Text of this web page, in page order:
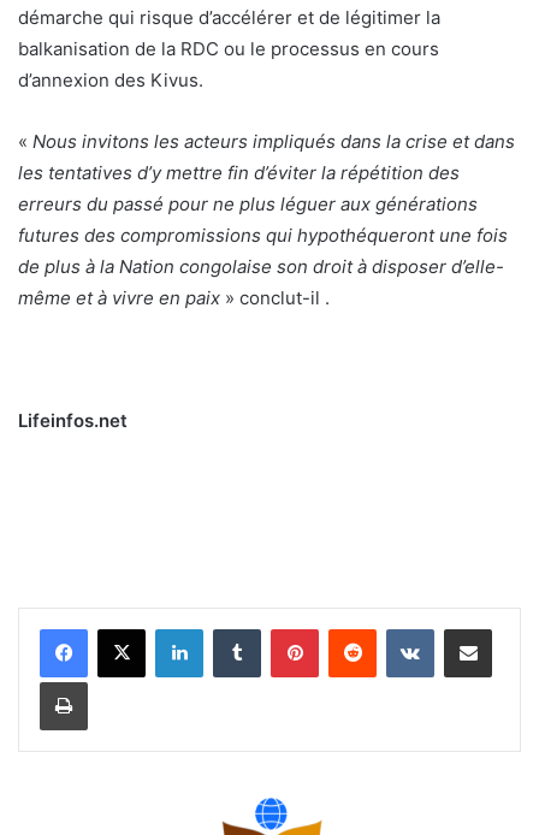
démarche qui risque d’accélérer et de légitimer la
balkanisation de la RDC ou le processus en cours
d’annexion des Kivus.
« Nous invitons les acteurs impliqués dans la crise et dans
les tentatives d’y mettre fin d’éviter la répétition des
erreurs du passé pour ne plus léguer aux générations
futures des compromissions qui hypothéqueront une fois
de plus à la Nation congolaise son droit à disposer d’elle-
même et à vivre en paix » conclut-il .
Lifeinfos.net